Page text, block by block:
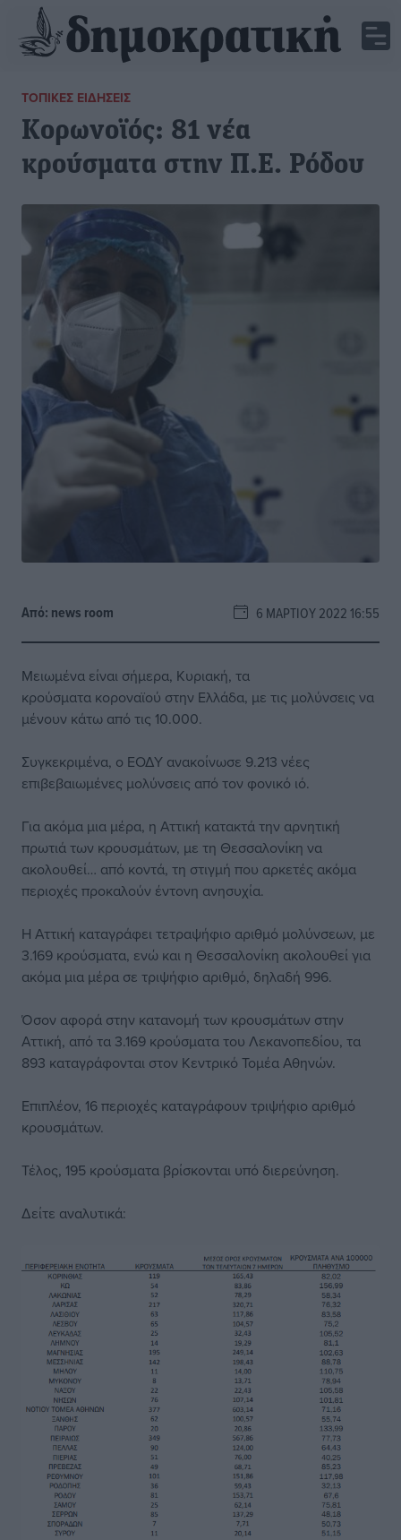
ΤΟΠΙΚΈΣ ΕΙΔΉΣΕΙΣ
Κορωνοϊός: 81 νέα
κρούσματα στην Π.Ε. Ρόδου
Από: news room 6 ΜΑΡΤΊΟΥ 2022 16:55
Μειωμένα είναι σήμερα, Κυριακή, τα
κρούσματα κοροναϊού στην Ελλάδα, με τις μολύνσεις να
μένουν κάτω από τις 10.000.
Συγκεκριμένα, ο ΕΟΔΥ ανακοίνωσε 9.213 νέες
επιβεβαιωμένες μολύνσεις από τον φονικό ιό.
Για ακόμα μια μέρα, η Αττική κατακτά την αρνητική
πρωτιά των κρουσμάτων, με τη Θεσσαλονίκη να
ακολουθεί… από κοντά, τη στιγμή που αρκετές ακόμα
περιοχές προκαλούν έντονη ανησυχία.
Η Αττική καταγράφει τετραψήφιο αριθμό μολύνσεων, με
3.169 κρούσματα, ενώ και η Θεσσαλονίκη ακολουθεί για
ακόμα μια μέρα σε τριψήφιο αριθμό, δηλαδή 996.
Όσον αφορά στην κατανομή των κρουσμάτων στην
Αττική, από τα 3.169 κρούσματα του Λεκανοπεδίου, τα
893 καταγράφονται στον Κεντρικό Τομέα Αθηνών.
Επιπλέον, 16 περιοχές καταγράφουν τριψήφιο αριθμό
κρουσμάτων.
Τέλος, 195 κρούσματα βρίσκονται υπό διερεύνηση.
Δείτε αναλυτικά: